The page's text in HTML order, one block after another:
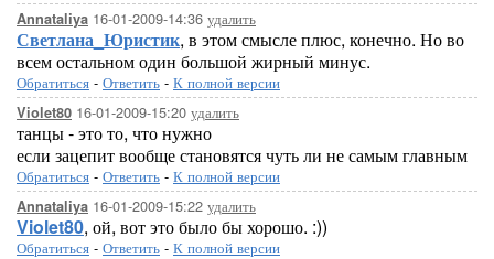
Annataliya 16-01-2009-14:36 удалить
Светлана_Юристик, в этом смысле плюс, конечно. Но во
всем остальном один большой жирный минус.
Обратиться - Ответить - К полной версии
Violet80 16-01-2009-15:20 удалить
танцы - это то, что нужно
если зацепит вообще становятся чуть ли не самым главным
Обратиться - Ответить - К полной версии
Annataliya 16-01-2009-15:22 удалить
Violet80, ой, вот это было бы хорошо. :))
Обратиться - Ответить - К полной версии